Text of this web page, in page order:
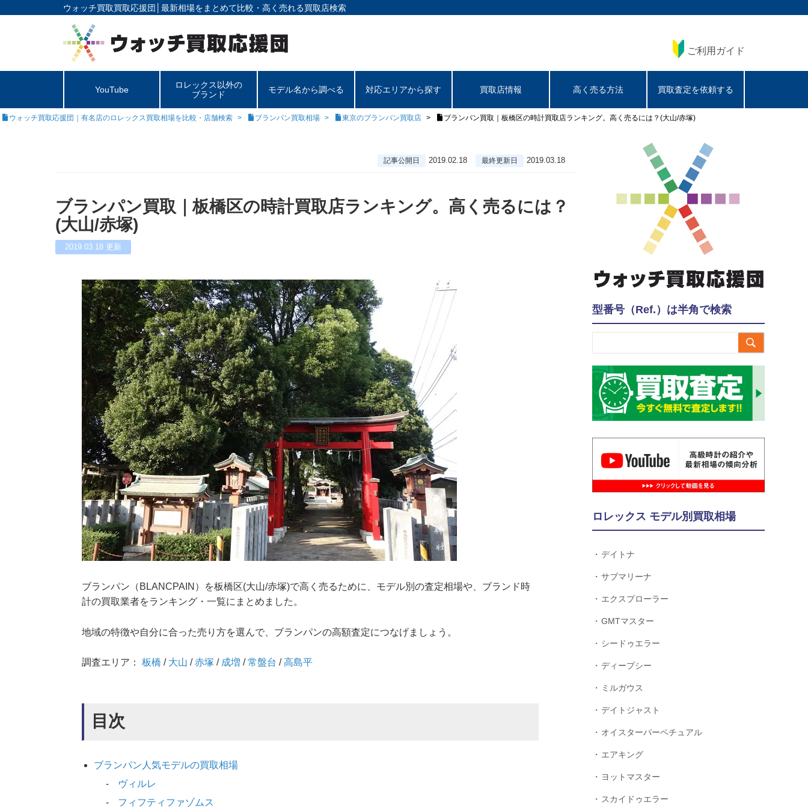
ウォッチ買取買取応援団│ 最新相場をまとめて比較・高く売れる買取店検索
ご利用ガイド
YouTube
ロレックス以外の
ブランド
モデル名から調べる 対応エリアから探す 買取店情報 高く売る方法 買取査定を依頼する
ウォッチ買取応援団｜有名店のロレックス買取相場を比較・店舗検索 ブランパン買取相場 東京のブランパン買取店 ブランパン買取｜板橋区の時計買取店ランキング。高く売るには？(大山/赤塚)
記事公開日 2019.02.18 最終更新日 2019.03.18
ブランパン買取｜板橋区の時計買取店ランキング。高く売るには？
(大山/赤塚)
2019.03.18 更新
ブランパン（BLANCPAIN）を板橋区(大山/赤塚)で高く売るために、モデル別の査定相場や、ブランド時
計の買取業者をランキング・一覧にまとめました。
地域の特徴や自分に合った売り方を選んで、ブランパンの高額査定につなげましょう。
調査エリア： 板橋 / 大山 /赤塚 / 成増 /常盤台 /高島平
目次
ブランパン人気モデルの買取相場
ヴィルレ
フィフティファゾムス
型番号（Ref.）は半角で検索

ロレックス モデル別買取相場
デイトナ
サブマリーナ
エクスプローラー
GMTマスター
シードゥエラー
ディープシー
ミルガウス
デイトジャスト
オイスターパーペチュアル
エアキング
ヨットマスター
スカイドゥエラー